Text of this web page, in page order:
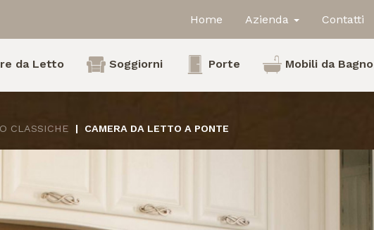
Home Azienda Contatti
da Letto Soggiorni Porte Mobili da Bagno
CLASSICHE CAMERA DA LETTO A PONTE